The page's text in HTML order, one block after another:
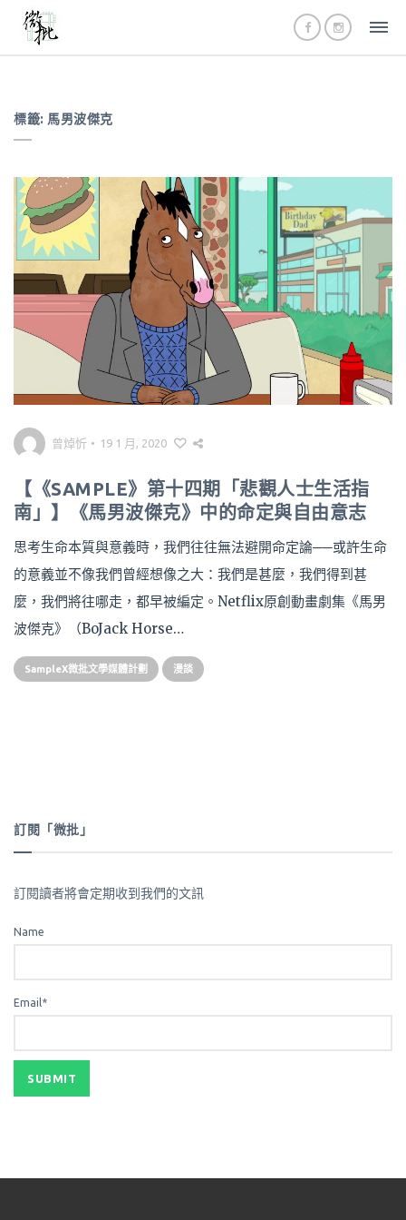
標籤: 馬男波傑克
曾焯忻 • 19 1 月, 2020
【《SAMPLE》第十四期「悲觀人士生活指
南」】《馬男波傑克》中的命定與自由意志
思考生命本質與意義時，我們往往無法避開命定論──或許生命
的意義並不像我們曾經想像之大：我們是甚麼，我們得到甚
麼，我們將往哪走，都早被編定。Netflix原創動畫劇集《馬男
波傑克》（BoJack Horse…
SampleX微批文學媒體計劃 漫談
訂閱「微批」
訂閱讀者將會定期收到我們的文訊
Name
Email*